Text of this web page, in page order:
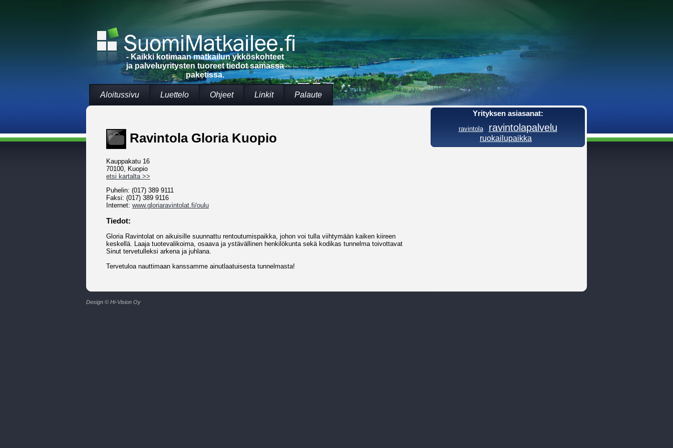
- Kaikki kotimaan matkailun ykköskohteet
ja palveluyritysten tuoreet tiedot samassa
paketissa.
Aloitussivu Luettelo Ohjeet Linkit Palaute
Ravintola Gloria Kuopio
Kauppakatu 16
70100, Kuopio
etsi kartalta >>
Puhelin: (017) 389 9111
Faksi: (017) 389 9116
Internet: www.gloriaravintolat.fi/oulu
Tiedot:
Gloria Ravintolat on aikuisille suunnattu rentoutumispaikka, johon voi tulla viihtymään kaiken kiireen
keskellä. Laaja tuotevalikoima, osaava ja ystävällinen henkilökunta sekä kodikas tunnelma toivottavat
Sinut tervetulleksi arkena ja juhlana.
Tervetuloa nauttimaan kanssamme ainutlaatuisesta tunnelmasta!
Yrityksen asiasanat:
ravintola ravintolapalvelu
ruokailupaikka
Design © Hi-Vision Oy